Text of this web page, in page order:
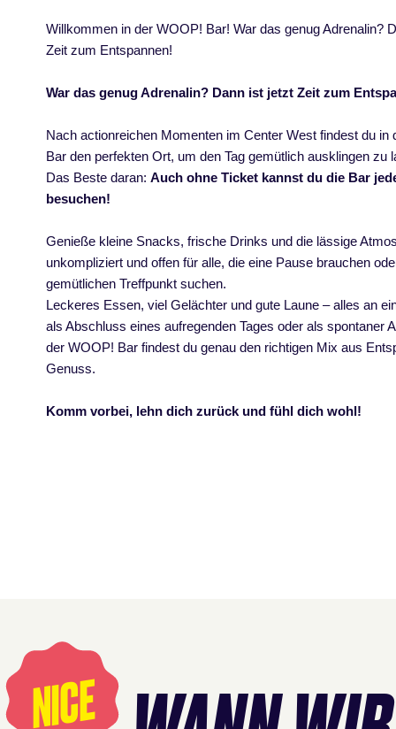
Willkommen in der WOOP! Bar! War das genug Adrenalin?
Zeit zum Entspannen!
War das genug Adrenalin? Dann ist jetzt Zeit zum
Nach actionreichen Momenten im Center West findest du in
Bar den perfekten Ort, um den Tag gemütlich ausklingen zu
Das Beste daran: Auch ohne Ticket kannst du die Bar
besuchen!
Genieße kleine Snacks, frische Drinks und die lässige
unkompliziert und offen für alle, die eine Pause brauchen
gemütlichen Treffpunkt suchen.
Leckeres Essen, viel Gelächter und gute Laune – alles an
als Abschluss eines aufregenden Tages oder als spontaner
der WOOP! Bar findest du genau den richtigen Mix aus
Genuss.
Komm vorbei, lehn dich zurück und fühl dich wohl!
überspringen
NICE